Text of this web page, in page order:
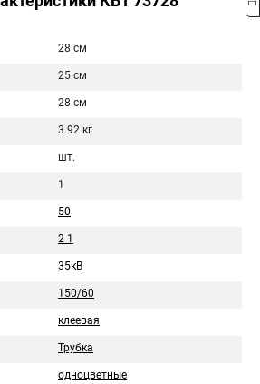
28 см
25 см
28 см
3.92 кг
шт.
1
50
2 1
35кВ
150/60
клеевая
Трубка
одноцветные